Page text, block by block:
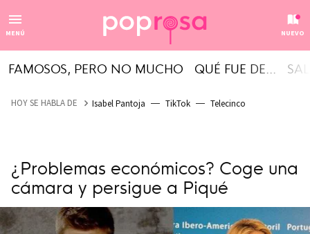
MENÚ NUEVO
FAMOSOS, PERO NO MUCHO QUÉ FUE DE...
HOY SE HABLA DE Isabel Pantoja TikTok Telecinco
¿Problemas económicos? Coge una
cámara y persigue a Piqué